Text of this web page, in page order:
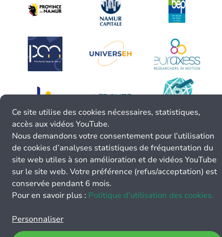
Ce site utilise des cookies nécessaires, statistiques,
accès aux vidéos YouTube.
Nous demandons votre consentement pour l’utilisation
de cookies d’analyses statistiques de fréquentation du
site web utiles à son amélioration et de vidéos YouTube
sur le site web. Votre préférence (refus/acceptation) est
conservée pendant 6 mois.
Pour en savoir plus : Politique d’utilisation des cookies.
Personnaliser